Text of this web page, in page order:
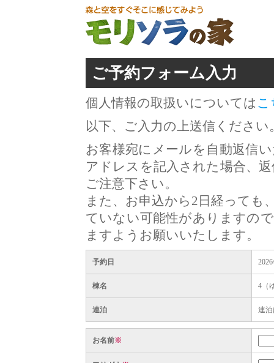
ご予約フォーム入力
個人情報の取扱いについては こ
以下、ご入力の上送信ください
お客様宛にメールを自動返信
アドレスを記入された場合、
ご注意下さい。
また、お申込から2日経っても
ていない可能性がありますの
ますようお願いいたします。
予約日
棟名 4（
連泊 連
お名前※